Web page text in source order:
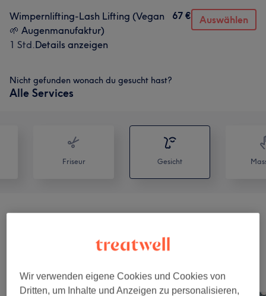
Wimpernlifting-Lash Lifting (Vegan
🌱 Augenmanufaktur)
1 Std.Details anzeigen
67 € Auswählen
Nicht gefunden wonach du gesucht hast?
Alle Services
Friseur Gesicht
AUGENBRAUEN & WIMPERN / EYEBROWS
Unsere Arbeit
Bild anklicken für weitere Details
Wir verwenden eigene Cookies und Cookies von
Dritten, um Inhalte und Anzeigen zu personalisieren,